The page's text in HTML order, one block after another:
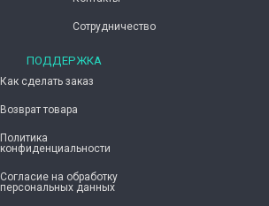
Сотрудничество
ПОДДЕРЖКА
Как сделать заказ
Возврат товара
Политика
конфиденциальности
Согласие ​на обработку
персональных данных